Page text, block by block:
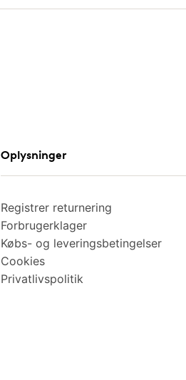
Oplysninger
Registrer returnering
Forbrugerklager
Købs- og leveringsbetingelser
Cookies
Privatlivspolitik